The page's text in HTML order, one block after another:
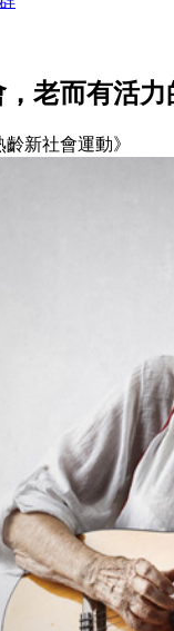
老而有活
新社會運動》